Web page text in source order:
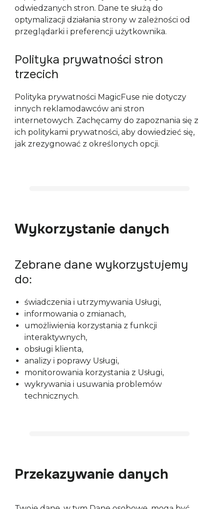
odwiedzanych stron. Dane te służą do
optymalizacji działania strony w zależności od
przeglądarki i preferencji użytkownika.
Polityka prywatności stron
trzecich
Polityka prywatności MagicFuse nie dotyczy
innych reklamodawców ani stron
internetowych. Zachęcamy do zapoznania się z
ich politykami prywatności, aby dowiedzieć się,
jak zrezygnować z określonych opcji.
Wykorzystanie danych
Zebrane dane wykorzystujemy
do:
świadczenia i utrzymywania Usługi,
informowania o zmianach,
umożliwienia korzystania z funkcji
interaktywnych,
obsługi klienta,
analizy i poprawy Usługi,
monitorowania korzystania z Usługi,
wykrywania i usuwania problemów
technicznych.
Przekazywanie danych